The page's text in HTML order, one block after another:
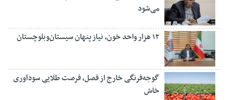
می‌شود
۱۲ هزار واحد خون، نیاز پنهان سیستان‌وبلوچستان
گوجه‌فرنگی خارج از فصل، فرصت طلایی سودآوری
خاش